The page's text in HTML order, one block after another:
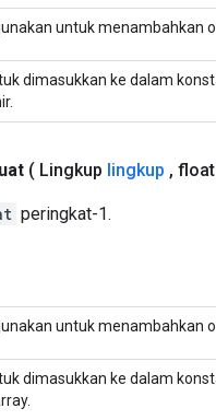
untuk menambahkan
dimasukkan ke dalam
( Lingkup lingkup ,
peringkat-1.
untuk menambahkan
dimasukkan ke dalam